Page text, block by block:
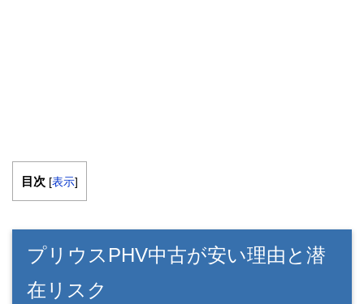
目次 [表示]
プリウスPHV中古が安い理由と潜
在リスク